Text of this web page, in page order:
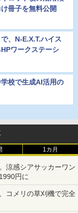
冊子を無料公開
、N-E.X.T.ハイス
ワークステーシ
校で生成AI活用の
1カ月
涼感シアサッカーワン
円に
コメリの草刈機で完全